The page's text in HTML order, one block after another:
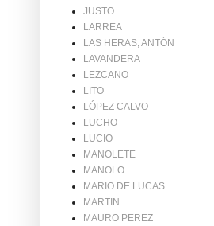
JUSTO
LARREA
LAS HERAS, ANTÓN
LAVANDERA
LEZCANO
LITO
LÓPEZ CALVO
LUCHO
LUCIO
MANOLETE
MANOLO
MARIO DE LUCAS
MARTIN
MAURO PEREZ